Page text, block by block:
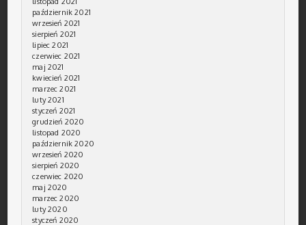
październik 2021
wrzesień 2021
sierpień 2021
lipiec 2021
czerwiec 2021
maj 2021
kwiecień 2021
marzec 2021
luty 2021
styczeń 2021
grudzień 2020
listopad 2020
październik 2020
wrzesień 2020
sierpień 2020
czerwiec 2020
maj 2020
marzec 2020
luty 2020
styczeń 2020